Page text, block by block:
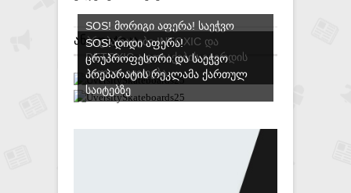
ᲐᲜᲐᲚᲘᲢᲘᲙᲐ
SOS! ᲛᲝᲠᲘᲒᲘ ᲐᲤᲔᲠᲐ! ᲡᲐᲔᲭᲕᲝ
ᲞᲠᲔᲞᲐᲠᲐᲢᲔᲑᲘ INTOXIC ᲓᲐ
DETOXIC ᲐᲤᲗᲘᲐᲥᲔᲑᲘᲡ ᲒᲕᲔᲠᲓᲘᲡ
ᲐᲕᲚᲘᲗ ᲘᲧᲘᲓᲔᲑᲐ
SOS! ᲓᲘᲓᲘ ᲐᲤᲔᲠᲐ!
ᲪᲠᲣᲞᲠᲝᲤᲔᲡᲝᲠᲘ ᲓᲐ ᲡᲐᲔᲭᲕᲝ
ᲞᲠᲔᲞᲐᲠᲐᲢᲘᲡ ᲠᲔᲙᲚᲐᲛᲐ ᲥᲐᲠᲗᲣᲚ
ᲡᲐᲘᲢᲔᲑᲖᲔ